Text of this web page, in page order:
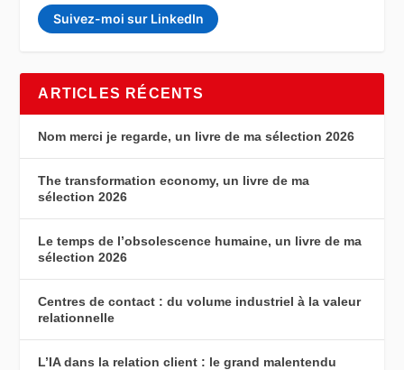
Suivez-moi sur LinkedIn
ARTICLES RÉCENTS
Nom merci je regarde, un livre de ma sélection 2026
The transformation economy, un livre de ma
sélection 2026
Le temps de l’obsolescence humaine, un livre de ma
sélection 2026
Centres de contact : du volume industriel à la valeur
relationnelle
L’IA dans la relation client : le grand malentendu